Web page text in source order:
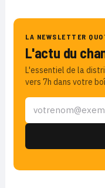
LA NEWSLETTER
L'actu du
L'essentiel de la
vers 7h dans votre